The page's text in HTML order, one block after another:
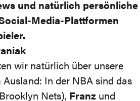
und natürlich persönliche
Media-Plattformen
wir natürlich über unsere
In der NBA sind das
Nets), Franz und